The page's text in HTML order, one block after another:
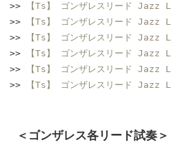
>>
【Ts】 ゴンザレスリード
>>
【Ts】 ゴンザレスリード
>>
【Ts】 ゴンザレスリード
>>
【Ts】 ゴンザレスリード
>>
【Ts】 ゴンザレスリード
>>
【Ts】 ゴンザレスリード
＜ゴンザレス各リード試奏＞